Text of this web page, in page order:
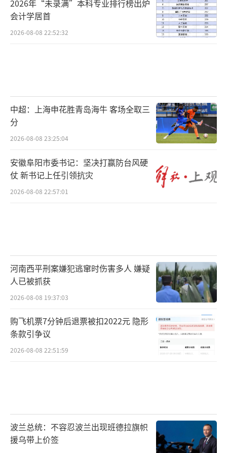
2026年“未录满”本科专业排行榜出炉
会计学居首
2026-08-08 22:52:32
中超：上海申花胜青岛海牛 客场全取三
分
2026-08-08 23:25:04
安徽阜阳市委书记：坚决打赢防台风硬
仗 新书记上任引领抗灾
2026-08-08 22:57:01
河南西平刑案嫌犯逃窜时伤害多人 嫌疑
人已被抓获
2026-08-08 19:37:03
购飞机票7分钟后退票被扣2022元 隐形
条款引争议
2026-08-08 22:51:59
波兰总统：不容忍波兰出现班德拉旗帜
援乌带上价签